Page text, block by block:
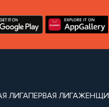
ЛИГАПЕРВАЯ ЛИГА